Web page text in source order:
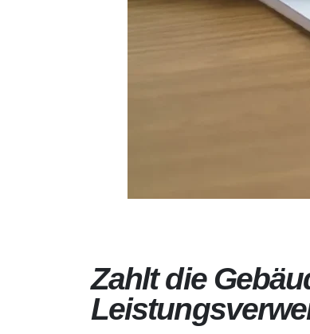
About Us
Zahlt die